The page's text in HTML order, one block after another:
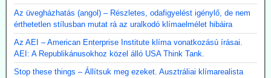
Az üvegházhatás (angol) – Részletes, odafigyelést igénylő, de nem
érthetetlen stílusban mutat rá az uralkodó klímaelmélet hibáira
Az AEI – American Enterprise Institute klíma vonatkozású írásai.
AEI: A Republikánusokhoz közel álló USA Think Tank.
Stop these things – Állítsuk meg ezeket. Ausztráliai klímarealista